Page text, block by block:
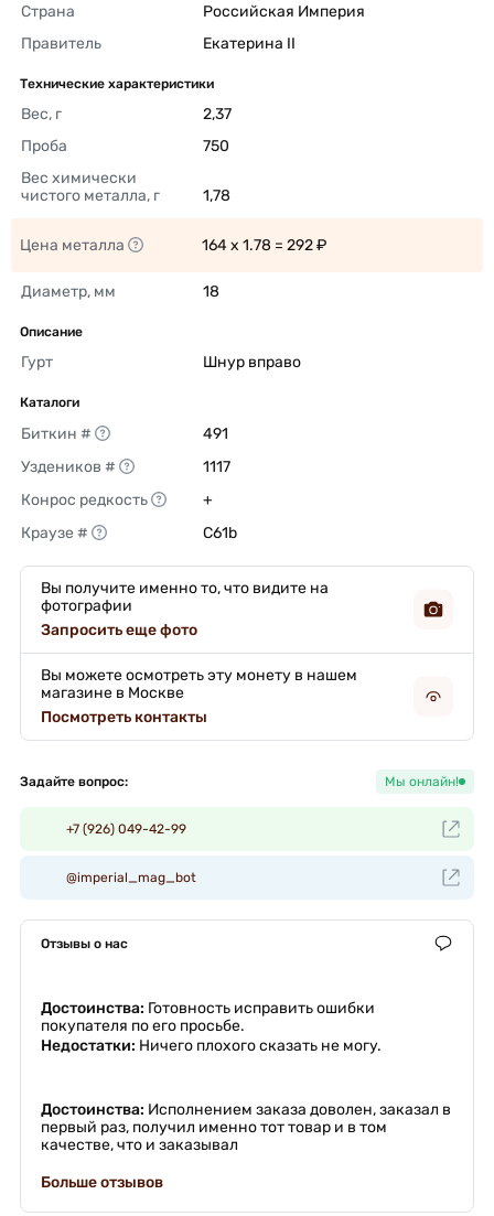
Страна
Российская Империя
Правитель
Екатерина II
Технические характеристики
Вес, г
2,37
Проба
750
Вес химически
чистого металла, г
1,78
Цена металла 164 x 1.78 = 292 ₽
Диаметр, мм 18
Описание
Гурт Шнур вправо
Каталоги
Биткин #
491
Уздеников #
1117
Конрос редкость
+
Краузе #
C61b
Вы получите именно то, что видите на
фотографии
Запросить еще фото
Вы можете осмотреть эту монету в нашем
магазине в Москве
Посмотреть контакты
Задайте вопрос: Мы онлайн!
+7 (926) 049-42-99
@imperial_mag_bot
Отзывы о нас
Достоинства: Готовность исправить ошибки
покупателя по его просьбе.
Недостатки: Ничего плохого сказать не могу.
Достоинства: Исполнением заказа доволен, заказал в
первый раз, получил именно тот товар и в том
качестве, что и заказывал
Больше отзывов